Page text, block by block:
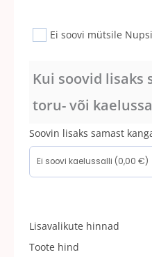
Ei soovi mütsile
Kui soovid lisaks
toru- või
Soovin lisaks samast
Lisavalikute hinnad
Toote hind